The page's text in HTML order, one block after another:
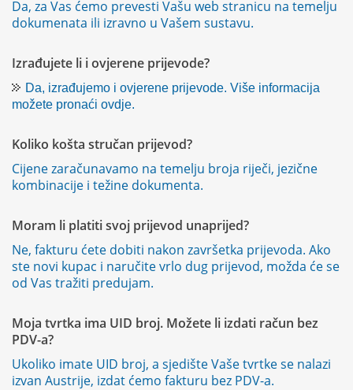
Da, za Vas ćemo prevesti Vašu web stranicu na temelju
dokumenata ili izravno u Vašem sustavu.
Izrađujete li i ovjerene prijevode?
Da, izrađujemo i ovjerene prijevode. Više informacija
možete pronaći ovdje.
Koliko košta stručan prijevod?
Cijene zaračunavamo na temelju broja riječi, jezične
kombinacije i težine dokumenta.
Moram li platiti svoj prijevod unaprijed?
Ne, fakturu ćete dobiti nakon završetka prijevoda. Ako
ste novi kupac i naručite vrlo dug prijevod, možda će se
od Vas tražiti predujam.
Moja tvrtka ima UID broj. Možete li izdati račun bez
PDV-a?
Ukoliko imate UID broj, a sjedište Vaše tvrtke se nalazi
izvan Austrije, izdat ćemo fakturu bez PDV-a.